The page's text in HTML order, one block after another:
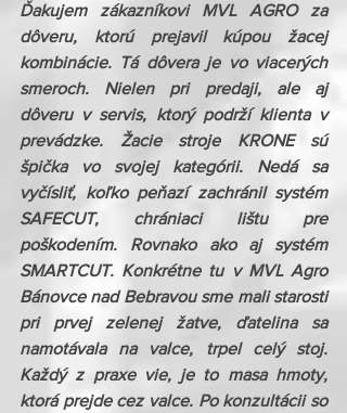
Ďakujem zákazníkovi MVL AGRO za
dôveru, ktorú prejavil kúpou žacej
kombinácie. Tá dôvera je vo viacerých
smeroch. Nielen pri predaji, ale aj
dôveru v servis, ktorý podrží klienta v
prevádzke. Žacie stroje KRONE sú
špička vo svojej kategórii. Nedá sa
vyčísliť, koľko peňazí zachránil systém
SAFECUT, chrániaci lištu pre
poškodením. Rovnako ako aj systém
SMARTCUT. Konkrétne tu v MVL Agro
Bánovce nad Bebravou sme mali starosti
pri prvej zelenej žatve, ďatelina sa
namotávala na valce, trpel celý stoj.
Každý z praxe vie, je to masa hmoty,
ktorá prejde cez valce. Po konzultácii so